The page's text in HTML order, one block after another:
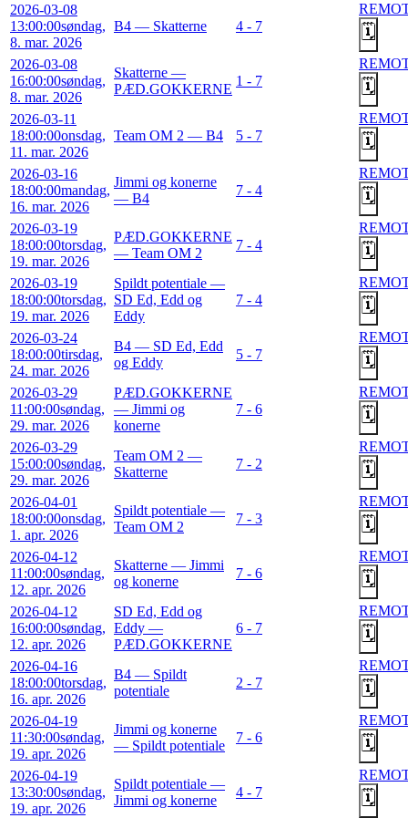
2026-03-08
13:00:00søndag,
8. mar. 2026
B4 — Skatterne 4 - 7 🗓️
2026-03-08
16:00:00søndag,
8. mar. 2026
Skatterne —
PÆD.GOKKERNE
1 - 7 🗓️
2026-03-11
18:00:00onsdag,
11. mar. 2026
Team OM 2 — B4 5 - 7 🗓️
2026-03-16
18:00:00mandag,
16. mar. 2026
Jimmi og konerne
— B4
7 - 4 🗓️
2026-03-19
18:00:00torsdag,
19. mar. 2026
PÆD.GOKKERNE
— Team OM 2
7 - 4 🗓️
2026-03-19
18:00:00torsdag,
19. mar. 2026
Spildt potentiale —
SD Ed, Edd og
Eddy
7 - 4 🗓️
2026-03-24
18:00:00tirsdag,
24. mar. 2026
B4 — SD Ed, Edd
og Eddy
5 - 7 🗓️
2026-03-29
11:00:00søndag,
29. mar. 2026
PÆD.GOKKERNE
— Jimmi og
konerne
7 - 6 🗓️
2026-03-29
15:00:00søndag,
29. mar. 2026
Team OM 2 —
Skatterne
7 - 2 🗓️
2026-04-01
18:00:00onsdag,
1. apr. 2026
Spildt potentiale —
Team OM 2
7 - 3 🗓️
2026-04-12
11:00:00søndag,
12. apr. 2026
Skatterne — Jimmi
og konerne
7 - 6 🗓️
2026-04-12
16:00:00søndag,
12. apr. 2026
SD Ed, Edd og
Eddy —
PÆD.GOKKERNE
6 - 7 🗓️
2026-04-16
18:00:00torsdag,
16. apr. 2026
B4 — Spildt
potentiale
2 - 7 🗓️
2026-04-19
11:30:00søndag,
19. apr. 2026
Jimmi og konerne
— Spildt potentiale
7 - 6 🗓️
2026-04-19
13:30:00søndag,
19. apr. 2026
Spildt potentiale —
Jimmi og konerne
4 - 7 🗓️